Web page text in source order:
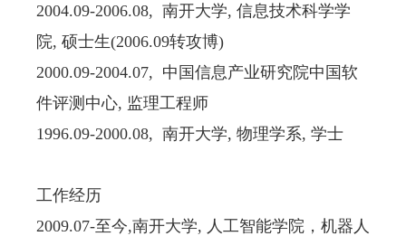
2004.09-2006.08, 南开大学, 信息技术科学学
院, 硕士生(2006.09转攻博)
2000.09-2004.07, 中国信息产业研究院中国软
件评测中心, 监理工程师
1996.09-2000.08, 南开大学, 物理学系, 学士
工作经历
2009.07-至今,南开大学, 人工智能学院，机器人